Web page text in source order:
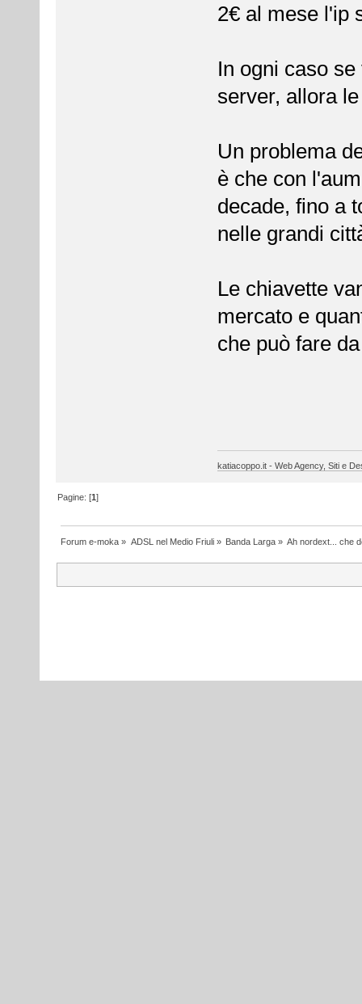
2€ al mese l'ip
In ogni caso
server, allora
Un problema
è che con
decade, fino a
nelle grandi
Le chiavette
mercato e
che può fare
katiacoppo.it - Web Agency, Siti e
Pagine: [1]
Forum e-moka » ADSL nel Medio Friuli» Banda Larga» Ah nordext... che